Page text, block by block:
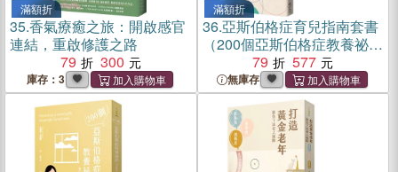
滿額折
35.香氣療癒之旅：開啟感官
連結，重啟修護之路
79
300
庫存：3
滿額折
36.亞斯伯格症育兒指南套書
（200個亞斯伯格症教養祕訣
+亞斯伯格症實用指南（增訂
新版）)（共二冊）
79 577
無庫存